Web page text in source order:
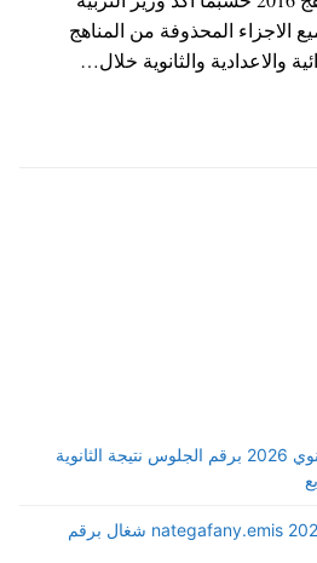
الاجزاء المحذوفة من المناهج
والاعدادية والثانوية خلال…
معرفة نتيجة الصف الثالث الثانوي 2026 برقم الجلوس نتيجة الثانوية
رابط نتيجة الدبلومات الفنية 2026 nategafany.emis شغال برقم